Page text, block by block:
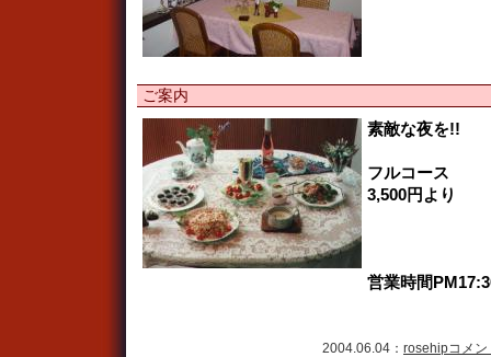
ご案内
素敵な夜を!!
フルコース
3,500円より
営業時間
2004.06.04： rosehipコメ